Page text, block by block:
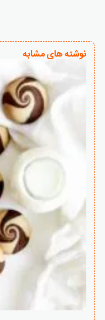
نوشته های مشابه